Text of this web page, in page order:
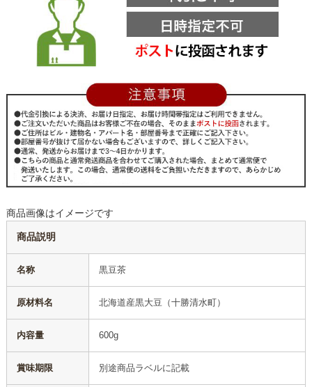
商品画像はイメージです
商品説明
名称 黒豆茶
原材料名 北海道産黒大豆（十勝清水町）
内容量 600g
賞味期限 別途商品ラベルに記載